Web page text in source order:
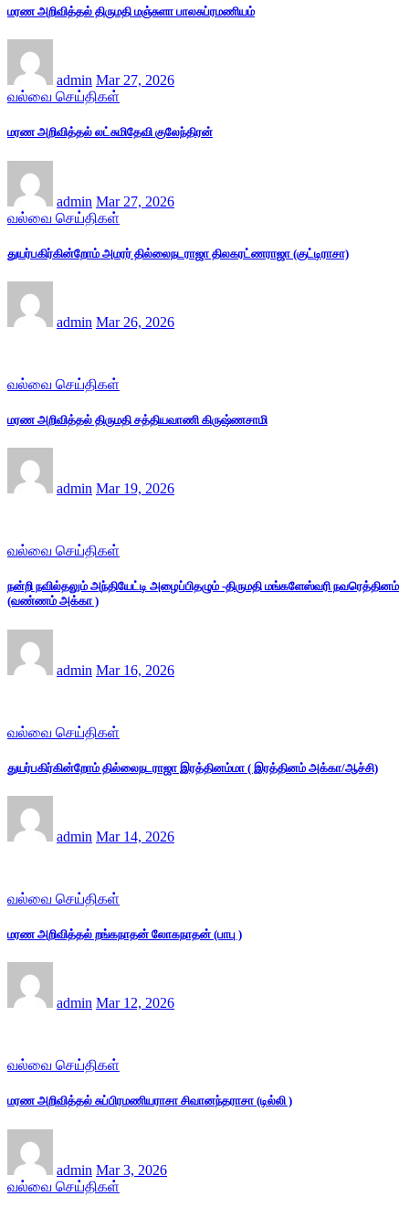
மரண அறிவித்தல் திருமதி மஞ்சுளா பாலசுப்ரமணியம்
admin Mar 27, 2026
வல்வை செய்திகள்
மரண அறிவித்தல் லட்சுமிதேவி குலேந்திரன்
admin Mar 27, 2026
வல்வை செய்திகள்
துயர்பகிர்கின்றோம் அமரர் தில்லைநடராஜா திலகரட்ணராஜா (குட்டிராசா)
admin Mar 26, 2026
வல்வை செய்திகள்
மரண அறிவித்தல் திருமதி சத்தியவாணி கிருஷ்ணசாமி
admin Mar 19, 2026
வல்வை செய்திகள்
நன்றி நவில்தலும் அந்தியேட்டி அழைப்பிதழும் -திருமதி மங்களேஸ்வரி நவரெத்தினம்
(வண்ணம் அக்கா )
admin Mar 16, 2026
வல்வை செய்திகள்
துயர்பகிர்கின்றோம் தில்லைநடராஜா இரத்தினம்மா ( இரத்தினம் அக்கா/ஆச்சி)
admin Mar 14, 2026
வல்வை செய்திகள்
மரண அறிவித்தல் றங்கநாதன் லோகநாதன் (பாபு )
admin Mar 12, 2026
வல்வை செய்திகள்
மரண அறிவித்தல் சுப்பிரமணியராசா சிவானந்தராசா (டில்லி )
admin Mar 3, 2026
வல்வை செய்திகள்